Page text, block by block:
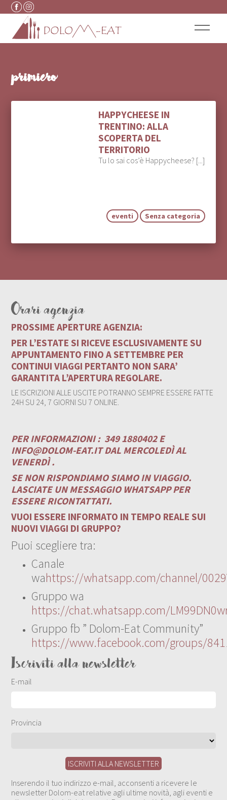
Vai al contenuto
primiero
HAPPYCHEESE IN
TRENTINO: ALLA
SCOPERTA DEL
TERRITORIO
Tu lo sai cos’è Happycheese? [...]
eventi Senza categoria
Orari agenzia
PROSSIME APERTURE AGENZIA:
PER L’ESTATE SI RICEVE ESCLUSIVAMENTE SU
APPUNTAMENTO FINO A SETTEMBRE PER
CONTINUI VIAGGI PERTANTO NON SARA’
GARANTITA L’APERTURA REGOLARE.
LE ISCRIZIONI ALLE USCITE POTRANNO SEMPRE ESSERE FATTE
24H SU 24, 7 GIORNI SU 7 ONLINE.
PER INFORMAZIONI : 349 1880402 E
INFO@DOLOM-EAT.ITDAL MERCOLEDÌ AL
VENERDÌ .
SE NON RISPONDIAMO SIAMO IN VIAGGIO.
LASCIATE UN MESSAGGIO WHATSAPP PER
ESSERE RICONTATTATI.
VUOI ESSERE INFORMATO IN TEMPO REALE SUI
NUOVI VIAGGI DI GRUPPO?
Puoi scegliere tra:
Canale
wahttps://whatsapp.com/channel/
Gruppo wa
https://chat.whatsapp.com/
Gruppo fb ” Dolom-Eat Community”
https://www.facebook.com/groups/
Iscriviti alla newsletter
E-mail
Provincia
Inserendo il tuo indirizzo e-mail, acconsenti a ricevere le
newsletter Dolom-eat relative agli ultime novità, agli eventi e